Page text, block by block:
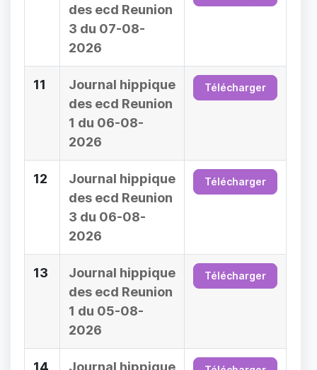
des ecd Reunion
3 du 07-08-
2026
11
Journal hippique
des ecd Reunion
1 du 06-08-
2026
Télécharger
12
Journal hippique
des ecd Reunion
3 du 06-08-
2026
Télécharger
13
Journal hippique
des ecd Reunion
1 du 05-08-
2026
Télécharger
14 Journal hippique